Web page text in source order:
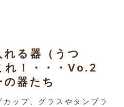
れる器（うつ
れ！・・・Vo.2
器たち
ップ、グラスやタンブラ